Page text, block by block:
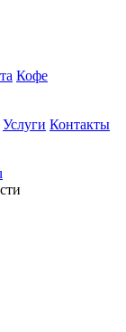
Кофе
Услуги Контакты